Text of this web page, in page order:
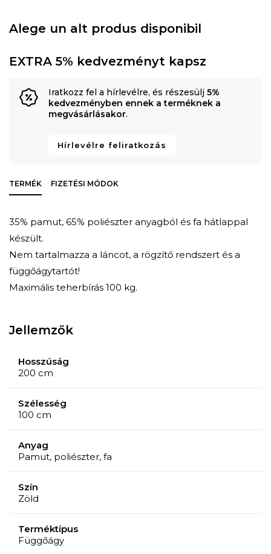
Alege un alt produs disponibil
EXTRA 5% kedvezményt kapsz
Iratkozz fel a hírlevélre, és részesülj 5%
kedvezményben ennek a terméknek a
megvásárlásakor.
Hírlevélre feliratkozás
TERMÉK FIZETÉSI MÓDOK
35% pamut, 65% poliészter anyagból és fa hátlappal
készült.
Nem tartalmazza a láncot, a rögzítő rendszert és a
függőágytartót!
Maximális teherbírás 100 kg.
Jellemzők
Hosszúság
200 cm
Szélesség
100 cm
Anyag
Pamut, poliészter, fa
Szín
Zöld
Terméktípus
Függőágy